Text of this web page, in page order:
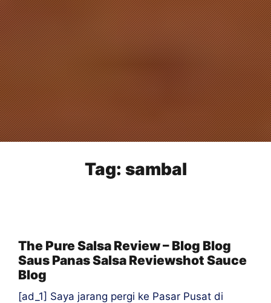
Tag: sambal
The Pure Salsa Review – Blog Blog
Saus Panas Salsa Reviewshot Sauce
Blog
[ad_1] Saya jarang pergi ke Pasar Pusat di